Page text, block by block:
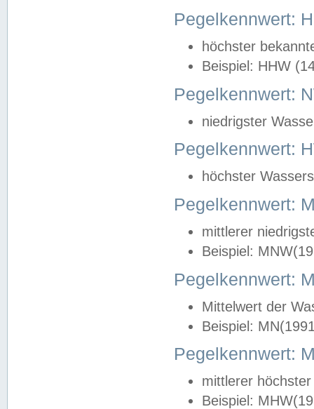
Pegelkennwert:
höchster
Beispiel: HHW
Pegelkennwert:
niedrigster
Pegelkennwert:
höchster
Pegelkennwert:
mittlerer
Beispiel:
Pegelkennwert:
Mittelwert der
Beispiel:
Pegelkennwert:
mittlerer
Beispiel: